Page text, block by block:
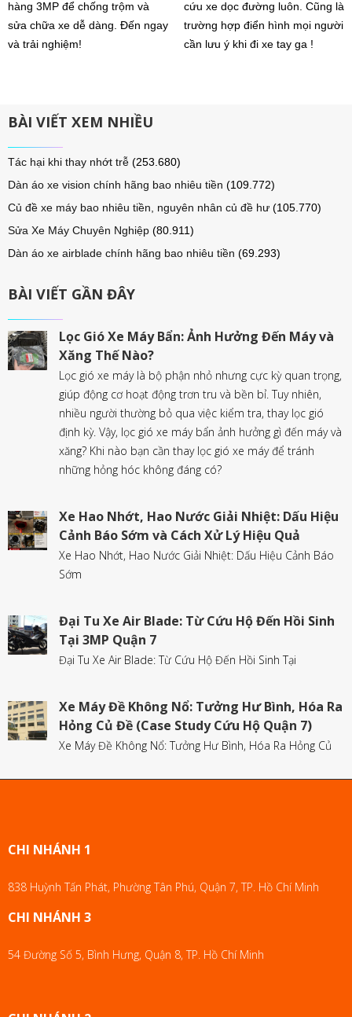
hàng 3MP để chống trộm và
sửa chữa xe dễ dàng. Đến ngay
và trải nghiệm!
cứu xe dọc đường luôn. Cũng là
trường hợp điển hình mọi người
cần lưu ý khi đi xe tay ga !
BÀI VIẾT XEM NHIỀU
Tác hại khi thay nhớt trễ (253.680)
Dàn áo xe vision chính hãng bao nhiêu tiền (109.772)
Củ đề xe máy bao nhiêu tiền, nguyên nhân củ đề hư (105.770)
Sửa Xe Máy Chuyên Nghiệp (80.911)
Dàn áo xe airblade chính hãng bao nhiêu tiền (69.293)
BÀI VIẾT GẦN ĐÂY
Lọc Gió Xe Máy Bẩn: Ảnh Hưởng Đến Máy và
Xăng Thế Nào?
Lọc gió xe máy là bộ phận nhỏ nhưng cực kỳ quan trọng,
giúp động cơ hoạt động trơn tru và bền bỉ. Tuy nhiên,
nhiều người thường bỏ qua việc kiểm tra, thay lọc gió
định kỳ. Vậy, lọc gió xe máy bẩn ảnh hưởng gì đến máy và
xăng? Khi nào bạn cần thay lọc gió xe máy để tránh
những hỏng hóc không đáng có?
Xe Hao Nhớt, Hao Nước Giải Nhiệt: Dấu Hiệu
Cảnh Báo Sớm và Cách Xử Lý Hiệu Quả
Xe Hao Nhớt, Hao Nước Giải Nhiệt: Dấu Hiệu Cảnh Báo
Sớm
Đại Tu Xe Air Blade: Từ Cứu Hộ Đến Hồi Sinh
Tại 3MP Quận 7
Đại Tu Xe Air Blade: Từ Cứu Hộ Đến Hồi Sinh Tại
Xe Máy Đề Không Nổ: Tưởng Hư Bình, Hóa Ra
Hỏng Củ Đề (Case Study Cứu Hộ Quận 7)
Xe Máy Đề Không Nổ: Tưởng Hư Bình, Hóa Ra Hỏng Củ
CHI NHÁNH 1
838 Huỳnh Tấn Phát, Phường Tân Phú, Quận 7, TP. Hồ Chí Minh
CHI NHÁNH 3
54 Đường Số 5, Bình Hưng, Quận 8, TP. Hồ Chí Minh